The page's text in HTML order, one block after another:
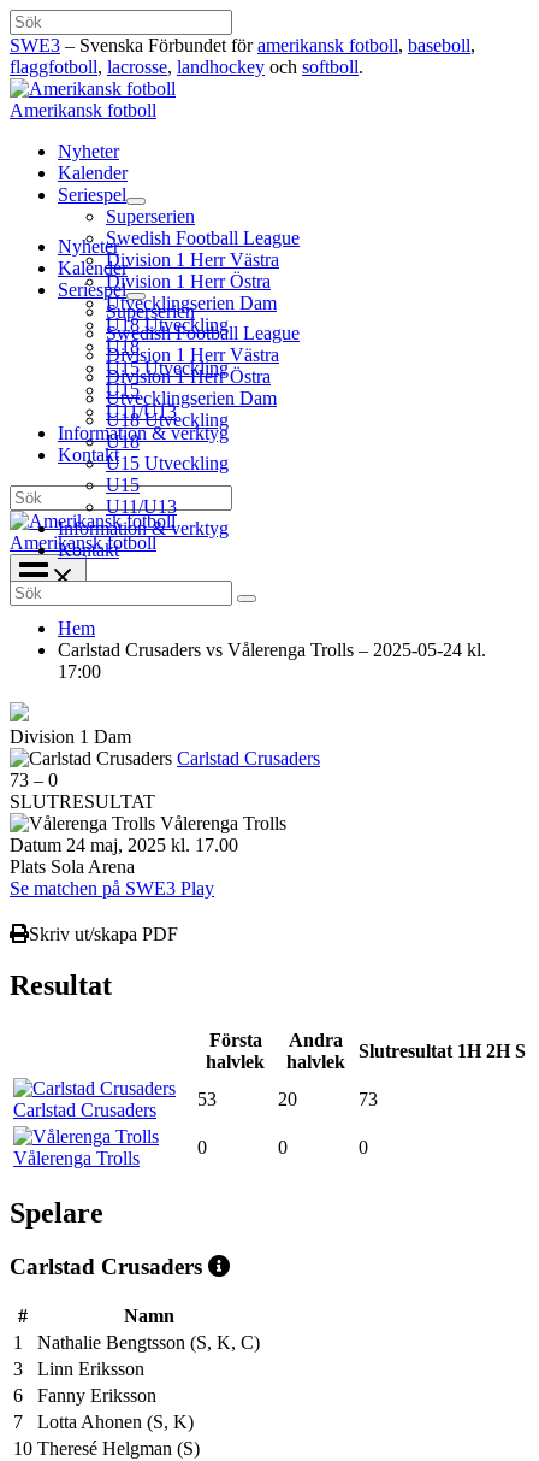
Hoppa
till
innehåll
Sök
SWE3 – Svenska Förbundet föramerikansk fotboll, baseboll,
flaggfotboll, lacrosse, landhockey och softboll.
Amerikansk fotboll
Nyheter
Kalender
Seriespel
Superserien
Swedish Football League
Division 1 Herr Västra
Division 1 Herr Östra
Utvecklingserien Dam
U18 Utveckling
U18
U15 Utveckling
U15
U11/U13
Information & verktyg
Kontakt
Sök
Amerikansk fotboll
Nyheter
Kalender
Seriespel
Superserien
Swedish Football League
Division 1 Herr Västra
Division 1 Herr Östra
Utvecklingserien Dam
U18 Utveckling
U18
U15 Utveckling
U15
U11/U13
Information & verktyg
Kontakt
Search
for:
Hem
Carlstad Crusaders vs Vålerenga Trolls – 2025-05-24 kl.
17:00
Division 1 Dam
Carlstad Crusaders
73 – 0
SLUTRESULTAT
Vålerenga Trolls
Datum 24 maj, 2025 kl. 17.00
Plats Sola Arena
Se matchen på SWE3 Play
Skriv ut/skapa PDF
Resultat
Första
halvlek
Andra
halvlek
Slutresultat 1H 2H S
Carlstad Crusaders
53 20 73
Vålerenga Trolls
0 0 0
Spelare
Carlstad Crusaders
#
Namn
1
Nathalie Bengtsson (S, K, C)
3
Linn Eriksson
6
Fanny Eriksson
7
Lotta Ahonen (S, K)
10 Theresé Helgman (S)